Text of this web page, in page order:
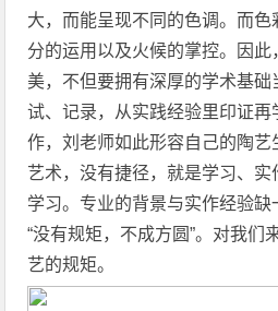
大，而能呈现不同的色调。而
分的运用以及火候的掌控。因此
美，不但要拥有深厚的学术基
试、记录，从实践经验里印证
作，刘老师如此形容自己的陶
艺术，没有捷径，就是学习、
学习。专业的背景与实作经验
“没有规矩，不成方圆”。对我们
艺的规矩。